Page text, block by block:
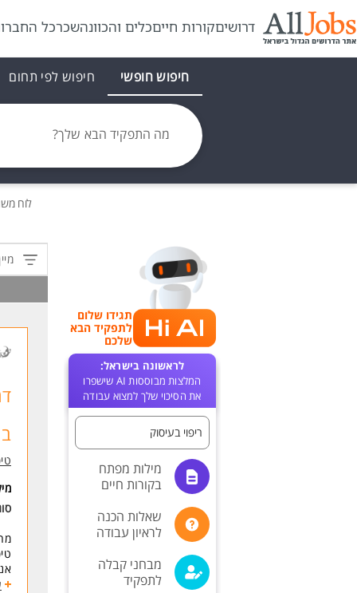
דרושיםקורות חייםכלים והכוונהשכרכל
חיפוש חופשי חיפוש לפי תחום
מה התפקיד הבא שלך?
לוח
תגידו שלום
לתפקיד הבא
שלכם
לראשונה בישראל:
המלצות מבוססות AI שישפרו
את הסיכוי שלך למצוא עבודה
ריפוי בעיסוק
מילות מפתח
בקורות חיים
שאלות הכנה
לראיון עבודה
מבחני קבלה
לתפקיד